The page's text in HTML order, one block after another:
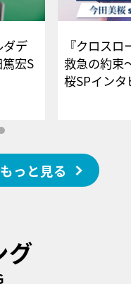
ダデ
宏S
ー
『クロス
救急の約束
桜SPイ
っと見る
グ